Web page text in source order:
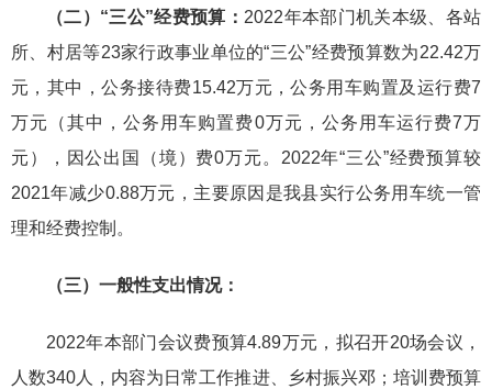
（二）“三公”经费预算： 2022年本部门机关本级、各站
所、村居等23家行政事业单位的“三公”经费预算数为22.42万
元，其中，公务接待费15.42万元，公务用车购置及运行费7
万元（其中，公务用车购置费0万元，公务用车运行费7万
元），因公出国（境）费0万元。2022年“三公”经费预算较
2021年减少0.88万元，主要原因是我县实行公务用车统一管
理和经费控制。
（三）一般性支出情况：
2022年本部门会议费预算4.89万元，拟召开20场会议，
人数340人，内容为日常工作推进、乡村振兴邓；培训费预算